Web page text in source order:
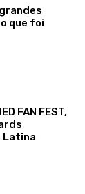
que foi
FAN FEST,
Latina